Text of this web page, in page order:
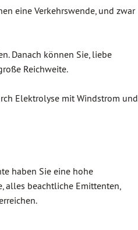
eine Verkehrswende, und zwar
Danach können Sie, liebe
Reichweite.
Elektrolyse mit Windstrom und
haben Sie eine hohe
alles beachtliche Emittenten,